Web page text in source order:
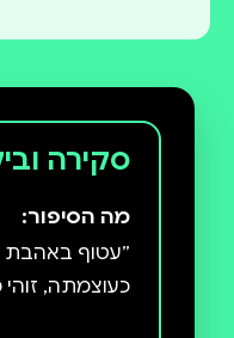
סקירה
מה הסיפור: